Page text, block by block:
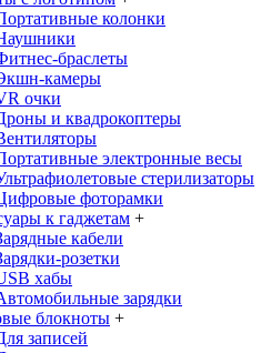
колонки
браслеты
камеры
очки
и квадрокоптеры
электронные весы
стерилизаторы
фоторамки
к гаджетам +
кабели
розетки
хабы
зарядки
блокноты +
записей